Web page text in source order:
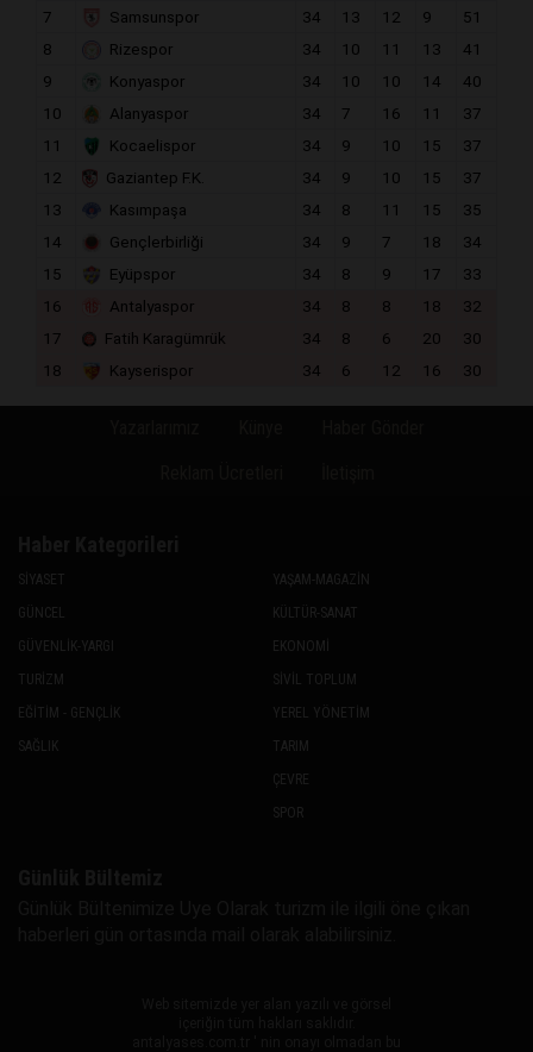
7
Samsunspor 34 13 12 9
51
8
Rizespor 34 10 11 13
41
9
Konyaspor 34 10 10 14
40
10
Alanyaspor 34 7 16 11
37
11
Kocaelispor 34 9 10 15
37
12
Gaziantep F.K. 34 9 10 15
37
13
Kasımpaşa 34 8 11 15
35
14
Gençlerbirliği 34 9 7 18
34
15
Eyüpspor 34 8 9 17
33
16
Antalyaspor 34 8 8 18
32
17
Fatih Karagümrük 34 8 6 20
30
18
Kayserispor 34 6 12 16 30
SİYASET
GÜNCEL
GÜVENLİK-YARGI
TURİZM
EĞİTİM - GENÇLİK
SAĞLIK
YAŞAM-MAGAZİN
KÜLTÜR-SANAT
EKONOMİ
SİVİL TOPLUM
YEREL YÖNETİM
TARIM
ÇEVRE
SPOR